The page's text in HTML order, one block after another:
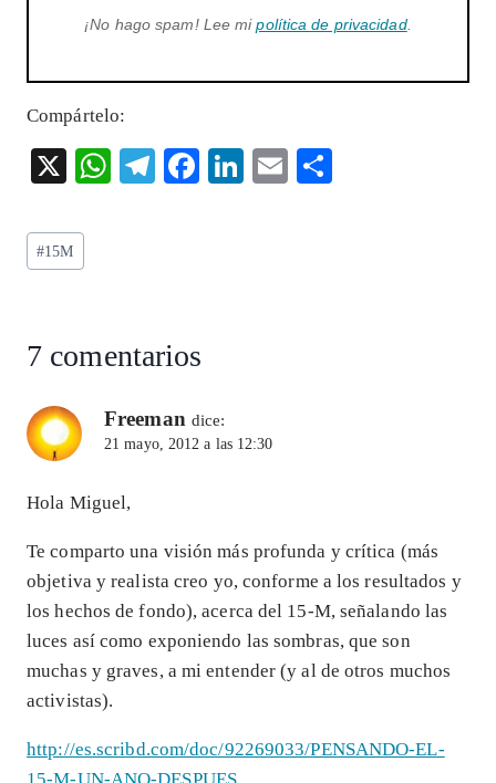
¡No hago spam! Lee mipolítica de privacidad.
Compártelo:
X
W
p
T
F
Li E
Etiquetas
de
#15M
7 comentarios
Freeman dice:
21 mayo, 2012 a las 12:30
Hola Miguel,
Te comparto una visión más profunda y crítica (más
objetiva y realista creo yo, conforme a los resultados y
los hechos de fondo), acerca del 15-M, señalando las
luces así como exponiendo las sombras, que son
muchas y graves, a mi entender (y al de otros muchos
activistas).
http://es.scribd.com/doc/92269033/PENSANDO-EL-
15-M-UN-ANO-DESPUES